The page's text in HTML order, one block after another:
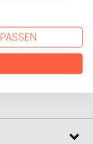
an,
Macht und